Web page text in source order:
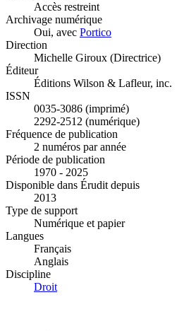
Accès restreint
Archivage numérique
Oui, avec Portico
Direction
Michelle Giroux (Directrice)
Éditeur
Éditions Wilson & Lafleur, inc.
ISSN
0035-3086 (imprimé)
2292-2512 (numérique)
Fréquence de publication
2 numéros par année
Période de publication
1970 - 2025
Disponible dans Érudit depuis
2013
Type de support
Numérique et papier
Langues
Français
Anglais
Discipline
Droit